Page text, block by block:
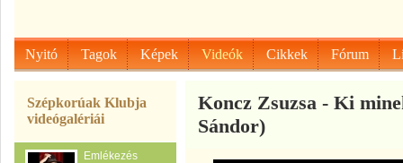
Nyitó Tagok Képek Videók Cikkek Fórum
Szépkorúak Klubja
videógalériái
Emlékezés
Koncz Zsuzsa - Ki
Sándor)